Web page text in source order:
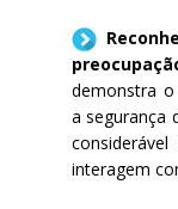
demonstra
a segurança
interagem